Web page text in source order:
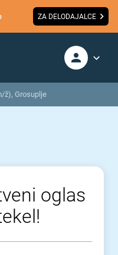
ZA DELODAJALCE
ž), Grosuplje
oglas